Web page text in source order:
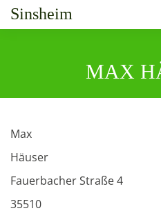
MAX
Max
Häuser
Fauerbacher Straße 4
35510